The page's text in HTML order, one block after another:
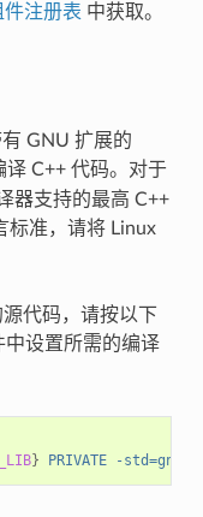
件注册表 中获取。
GNU 扩展的
译 C++ 代码。对于
器支持的最高 C++
标准，请将 Linux
代码，请按以下
设置所需的编译
} PRIVATE -